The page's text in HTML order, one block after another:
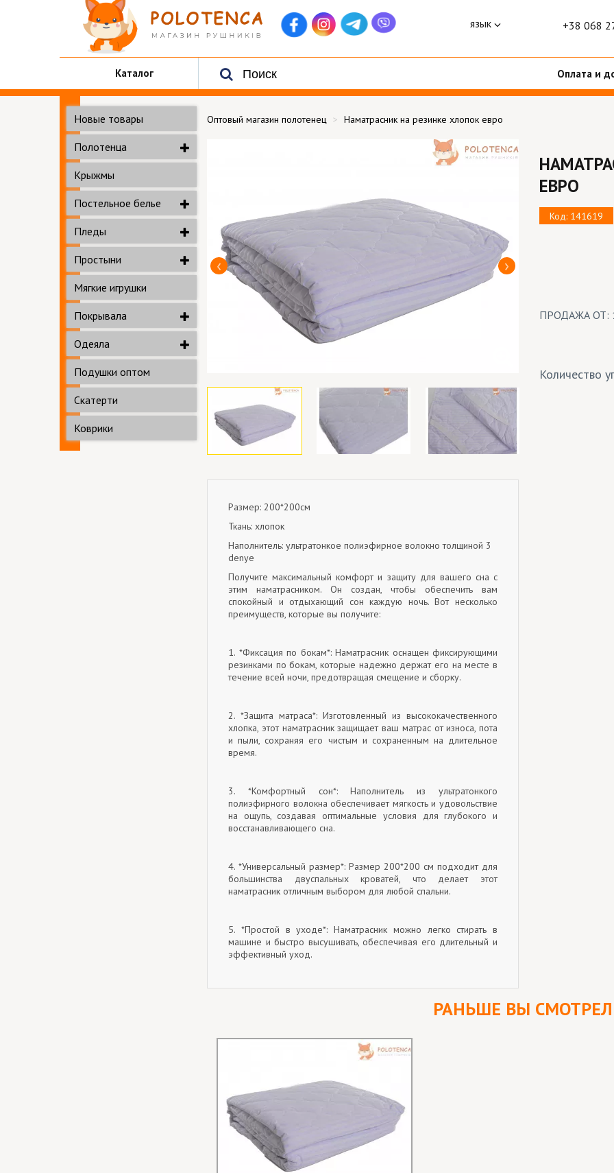
язык +38 068
Каталог Оплата и
Новые товары
Полотенца
Крыжмы
Постельное белье
Пледы
Простыни
Мягкие игрушки
Покрывала
Одеяла
Подушки оптом
Скатерти
Коврики
Оптовый магазин полотенец Наматрасник на резинке хлопок евро
Размер: 200*200см
Ткань: хлопок
Наполнитель: ультратонкое полиэфирное волокно толщиной 3
denye
Получите максимальный комфорт и защиту для вашего сна с
этим наматрасником. Он создан, чтобы обеспечить вам
спокойный и отдыхающий сон каждую ночь. Вот несколько
преимуществ, которые вы получите:
1. *Фиксация по бокам*: Наматрасник оснащен фиксирующими
резинками по бокам, которые надежно держат его на месте в
течение всей ночи, предотвращая смещение и сборку.
2. *Защита матраса*: Изготовленный из высококачественного
хлопка, этот наматрасник защищает ваш матрас от износа, пота
и пыли, сохраняя его чистым и сохраненным на длительное
время.
3. *Комфортный сон*: Наполнитель из ультратонкого
полиэфирного волокна обеспечивает мягкость и удовольствие
на ощупь, создавая оптимальные условия для глубокого и
восстанавливающего сна.
4. *Универсальный размер*: Размер 200*200 см подходит для
большинства двуспальных кроватей, что делает этот
наматрасник отличным выбором для любой спальни.
5. *Простой в уходе*: Наматрасник можно легко стирать в
машине и быстро высушивать, обеспечивая его длительный и
эффективный уход.
ЕВРО
Код: 141619
ПРОДАЖА ОТ:
Количество
РАНЬШЕ ВЫ